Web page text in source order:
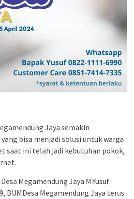
Jaya semakin
bisa menjadi solusi untuk warga
saat ini telah jadi kebutuhan pokok,
Megamendung Jaya M.Yusuf
BUMDesa Megamendung Jaya terus